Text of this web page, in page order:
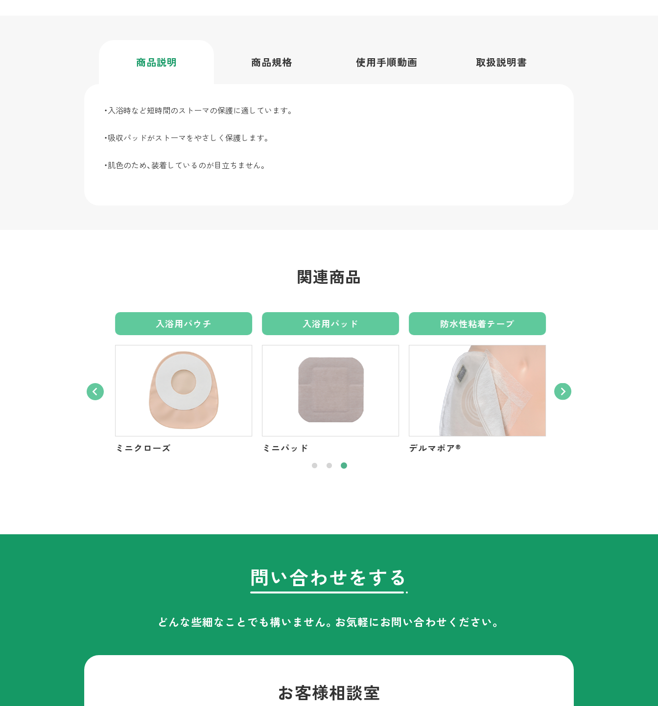
商品説明 商品規格 使用手順動画 取扱説明書
・入浴時など短時間のストーマの保護に適しています。
・吸収パッドがストーマをやさしく保護します。
・肌色のため、装着しているのが目立ちません。
関連商品
入浴用パウチ
ミニクローズ
入浴用パッド
ミニパッド
防水性粘着テープ
デルマポア®
問い合わせをする
どんな些細なことでも構いません。 お気軽にお問い合わせください。
お客様相談室